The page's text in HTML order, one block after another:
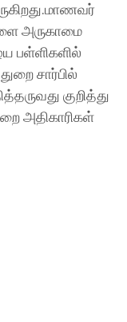
அருகாமை
பள்ளிகளில்
சார்பில்
குறித்து
அதிகாரிகள்